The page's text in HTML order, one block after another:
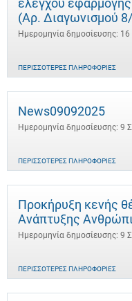
ελέγχου
(Αρ. Διαγωνισμού
Ημερομηνία δημοσίευσης:
ΠΕΡΙΣΣΌΤΕΡΕΣ ΠΛΗΡΟΦΟΡΊΕΣ
News09092025
Ημερομηνία δημοσίευσης: 9
ΠΕΡΙΣΣΌΤΕΡΕΣ ΠΛΗΡΟΦΟΡΊΕΣ
Προκήρυξη κενής
Ανάπτυξης
Ημερομηνία δημοσίευσης: 9
ΠΕΡΙΣΣΌΤΕΡΕΣ ΠΛΗΡΟΦΟΡΊΕΣ